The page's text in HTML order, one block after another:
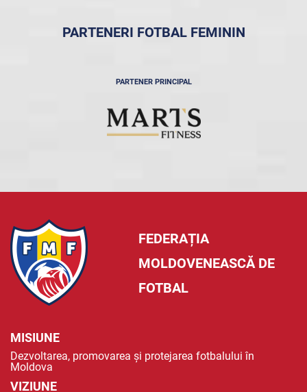
PARTENERI FOTBAL FEMININ
PARTENER PRINCIPAL
FEDERAȚIA
MOLDOVENEASCĂ DE
FOTBAL
MISIUNE
Dezvoltarea, promovarea și protejarea fotbalului în
Moldova
VIZIUNE